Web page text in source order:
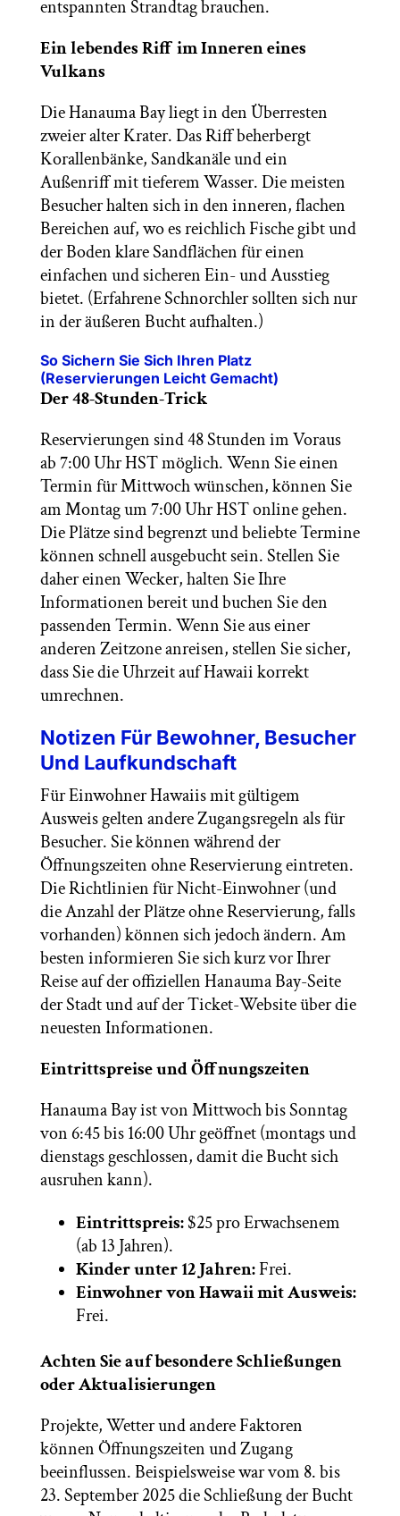
entspannten Strandtag brauchen.
Ein lebendes Riff im Inneren eines
Vulkans
Die Hanauma Bay liegt in den Überresten
zweier alter Krater. Das Riff beherbergt
Korallenbänke, Sandkanäle und ein
Außenriff mit tieferem Wasser. Die meisten
Besucher halten sich in den inneren, flachen
Bereichen auf, wo es reichlich Fische gibt und
der Boden klare Sandflächen für einen
einfachen und sicheren Ein- und Ausstieg
bietet. (Erfahrene Schnorchler sollten sich nur
in der äußeren Bucht aufhalten.)
So Sichern Sie Sich Ihren Platz
(Reservierungen Leicht Gemacht)
Der 48-Stunden-Trick
Reservierungen sind 48 Stunden im Voraus
ab 7:00 Uhr HST möglich. Wenn Sie einen
Termin für Mittwoch wünschen, können Sie
am Montag um 7:00 Uhr HST online gehen.
Die Plätze sind begrenzt und beliebte Termine
können schnell ausgebucht sein. Stellen Sie
daher einen Wecker, halten Sie Ihre
Informationen bereit und buchen Sie den
passenden Termin. Wenn Sie aus einer
anderen Zeitzone anreisen, stellen Sie sicher,
dass Sie die Uhrzeit auf Hawaii korrekt
umrechnen.
Notizen Für Bewohner, Besucher
Und Laufkundschaft
Für Einwohner Hawaiis mit gültigem
Ausweis gelten andere Zugangsregeln als für
Besucher. Sie können während der
Öffnungszeiten ohne Reservierung eintreten.
Die Richtlinien für Nicht-Einwohner (und
die Anzahl der Plätze ohne Reservierung, falls
vorhanden) können sich jedoch ändern. Am
besten informieren Sie sich kurz vor Ihrer
Reise auf der offiziellen Hanauma Bay-Seite
der Stadt und auf der Ticket-Website über die
neuesten Informationen.
Eintrittspreise und Öffnungszeiten
Hanauma Bay ist von Mittwoch bis Sonntag
von 6:45 bis 16:00 Uhr geöffnet (montags und
dienstags geschlossen, damit die Bucht sich
ausruhen kann).
Eintrittspreis:$25 pro Erwachsenem
(ab 13 Jahren).
Kinder unter 12 Jahren:Frei.
Einwohner von Hawaii mit Ausweis:
Frei.
Achten Sie auf besondere Schließungen
oder Aktualisierungen
Projekte, Wetter und andere Faktoren
können Öffnungszeiten und Zugang
beeinflussen. Beispielsweise war vom 8. bis
23. September 2025 die Schließung der Bucht